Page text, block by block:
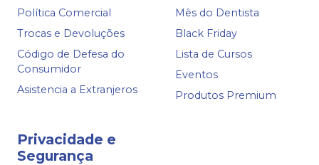
Política Comercial
Trocas e Devoluções
Código de Defesa do
Consumidor
Asistencia a Extranjeros
Mês do Dentista
Black Friday
Lista de Cursos
Eventos
Produtos Premium
Privacidade e
Segurança